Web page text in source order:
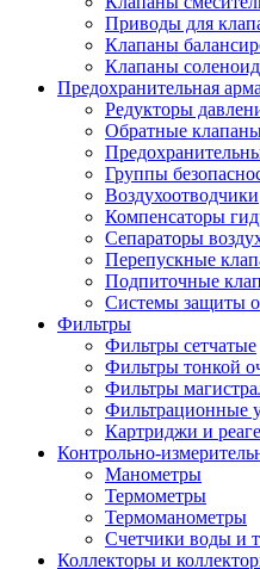
Приводы для
Клапаны
Клапаны
Предохранительная
Редукторы
Обратные
Группы
Воздухоотводчики
Компенсаторы
Сепараторы
Перепускные
Подпиточные
Системы защиты
Фильтры
Фильтры сетчатые
Фильтры тонкой
Фильтры
Фильтрационные
Картриджи и
Контрольно-
Манометры
Термометры
Термоманометры
Счетчики воды и
Коллекторы и